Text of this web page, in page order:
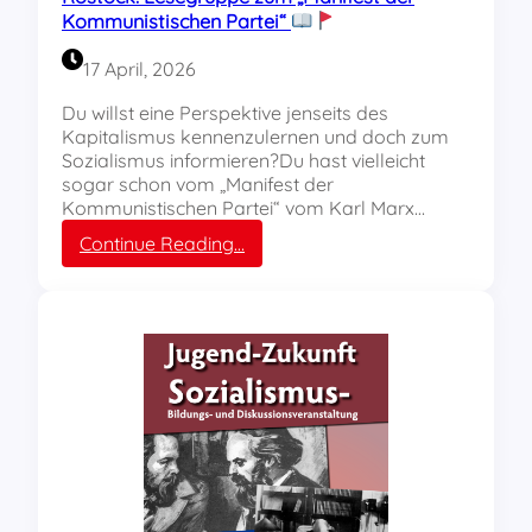
J
u
n
d
–
Z
u
k
n
–
S
o
z
i
a
l
i
Kommunistischen Partei“
17 April, 2026
Du willst eine Perspektive jenseits des
Kapitalismus kennenzulernen und doch zum
Sozialismus informieren?Du hast vielleicht
sogar schon vom „Manifest der
Kommunistischen Partei“ vom Karl Marx…
Continue Reading…
R
t
o
c
k
:
L
e
s
e